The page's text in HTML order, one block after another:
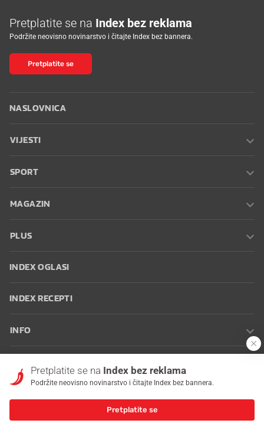
Pretplatite se na Index bez reklama
Podržite neovisno novinarstvo i čitajte Index bez bannera.
Pretplatite se
NASLOVNICA
VIJESTI
SPORT
MAGAZIN
PLUS
INDEX OGLASI
INDEX RECEPTI
INFO
korištenja
Postavke kolačića
© 2026 Index
Pretplatite se na Index bez reklama
Podržite neovisno novinarstvo i čitajte Index bez bannera.
Pretplatite se